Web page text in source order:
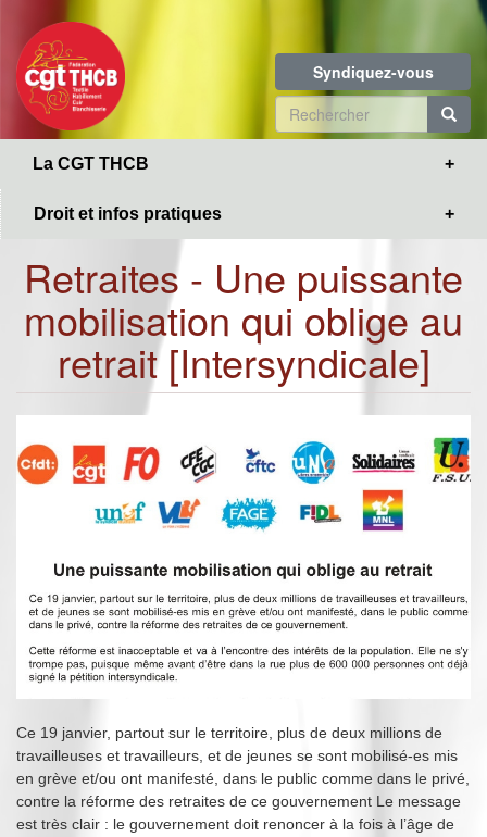
contenu
principal
Syndiquez-vous
Formulaire
de
La CGT THCB
Droit et infos pratiques
Retraites - Une puissante
mobilisation qui oblige au
retrait [Intersyndicale]
Ce 19 janvier, partout sur le territoire, plus de deux millions de
travailleuses et travailleurs, et de jeunes se sont mobilisé-es mis
en grève et/ou ont manifesté, dans le public comme dans le privé,
contre la réforme des retraites de ce gouvernement Le message
est très clair : le gouvernement doit renoncer à la fois à l’âge de